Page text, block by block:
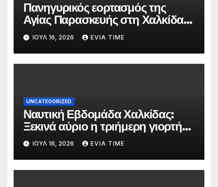
Πανηγυρικός εορτασμός της
Αγίας Παρασκευής στη Χαλκίδα
τις 25 και 26 Ιουλίου
ΙΟΎΛ 16, 2026 EVIA TIME
UNCATEGORIZED
Ναυτική Εβδομάδα Χαλκίδας:
Ξεκινά αύριο η τριήμερη γιορτή
στο όνομα της Αγίας Παρασκευής
ΙΟΎΛ 16, 2026 EVIA TIME